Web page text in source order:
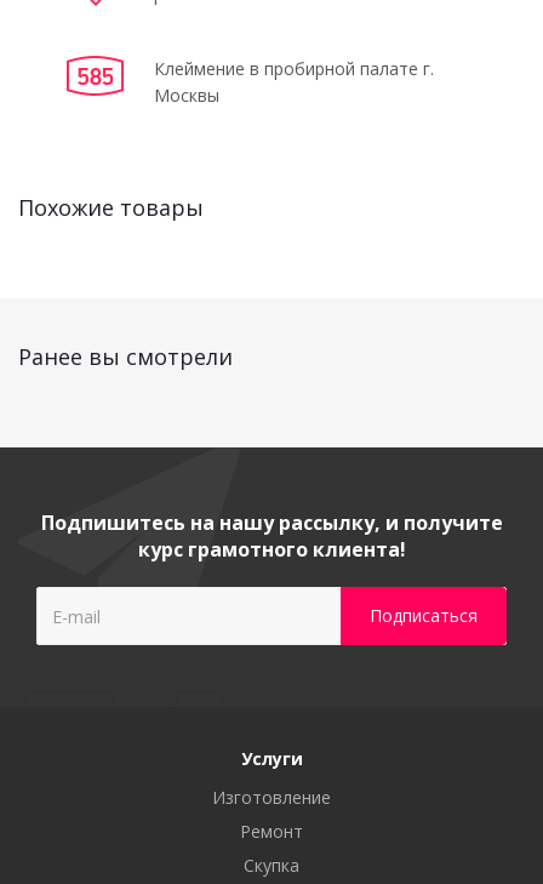
Клеймение в пробирной палате г.
Москвы
Похожие товары
Ранее вы смотрели
Подпишитесь на нашу рассылку, и получите
курс грамотного клиента!
Услуги
Изготовление
Ремонт
Скупка